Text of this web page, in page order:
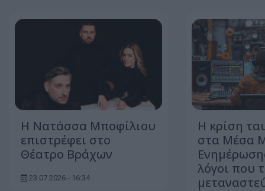
Η Νατάσσα Μποφίλιου
επιστρέφει στο
Θέατρο Βράχων
23.07.2026 - 16:34
Η κρίση
στα Μέσα
λόγοι που